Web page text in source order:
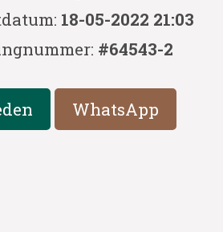
18-05-2022 21:03
#64543-2
WhatsApp